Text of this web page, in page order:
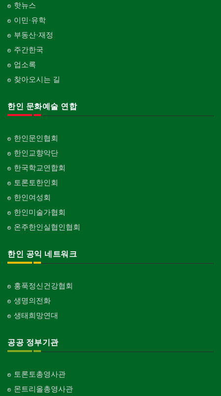
핫뉴스
이민·유학
부동산·재정
주간한국
업소록
찾아오시는 길
한인 문화예술 연합
한인문인협회
한인교향악단
한국학교연합회
토론토한인회
한인여성회
한인미술가협회
온주한인실협인협회
한인 공익 네트워크
홍푹정신건강협회
생명의전화
생태희망연대
공공 정부기관
토론토총영사관
몬트리올총영사관